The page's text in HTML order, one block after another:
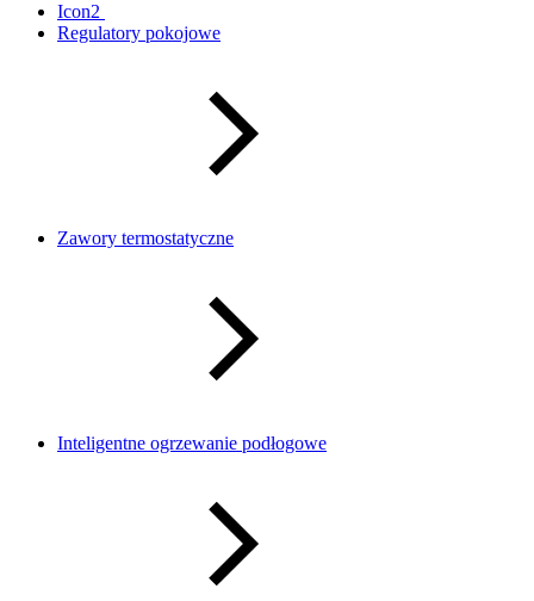
Icon2
Regulatory pokojowe
Zawory termostatyczne
Inteligentne ogrzewanie podłogowe